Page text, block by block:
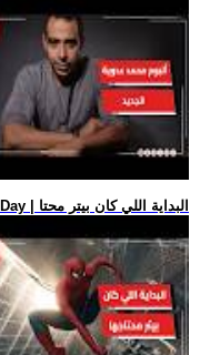
.. فيلم Spider-Man: Brand New Day | البداية اللي كان بيتر محتا